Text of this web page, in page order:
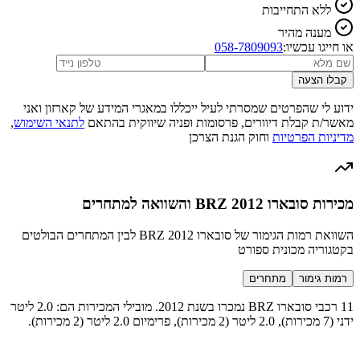
ללא התחייבות
מענה מהיר
או חייגו עכשיו:058-7809093
קבלו הצעה
ידוע לי שהפרטים שמסרתי לעיל ייכללו במאגרי המידע של קארזון ואני
מאשר/ת קבלת דיוורים, פרסומות ופניה שיווקית בהתאם לתנאי השימוש,
מדיניות הפרטיות וחוק הגנת הצרכן
מכירות סובארו BRZ 2012 והשוואה למתחרים
השוואת רמות הגימור של סובארו BRZ 2012 לבין המתחרים הבולטים
בקטגוריה מכונית ספורט
רמות גימור מתחרים
11 רכבי סובארו BRZ נמכרו בשנת 2012. מובילי המכירות הם: 2.0 ליטר
ידני (7 מכירות), 2.0 ליטר (2 מכירות), פרימיום 2.0 ליטר (2 מכירות).